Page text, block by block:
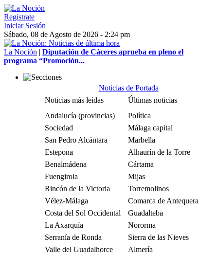
Regístrate
Iniciar Sesión
Sábado, 08 de Agosto de 2026 - 2:24 pm
La Noción | Diputación de Cáceres aprueba en pleno el
programa “Promoción...
Noticias de Portada
Noticias más leídas
Últimas noticias
Andalucía (provincias)
Política
Sociedad
Málaga capital
San Pedro Alcántara
Marbella
Estepona
Alhaurín de la Torre
Benalmádena
Cártama
Fuengirola
Mijas
Rincón de la Victoria
Torremolinos
Vélez-Málaga
Comarca de Antequera
Costa del Sol Occidental
Guadalteba
La Axarquía
Nororma
Serranía de Ronda
Sierra de las Nieves
Valle del Guadalhorce
Almería